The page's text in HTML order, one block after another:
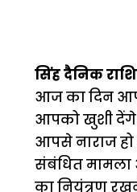
सिंह दैनिक
आज का दिन
आपको खुशी
आपसे नाराज
संबंधित मामला
का नियंत्रण